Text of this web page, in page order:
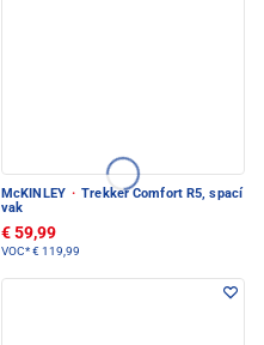
McKINLEY · Trekker Comfort R5, spací
vak
€ 59,99
VOC*€ 119,99